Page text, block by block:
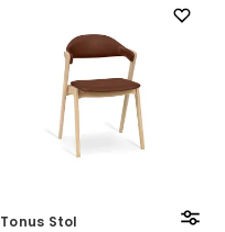
Tonus Stol